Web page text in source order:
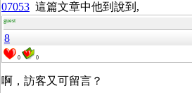
07053 這篇文章中他到說到,
guest
8
0 0
啊，訪客又可留言？